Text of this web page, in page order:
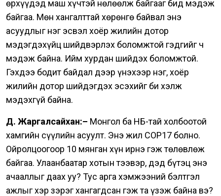
өрхүүдэд маш хүчтэй нөлөөлж байгааг бид мэдэж
байгаа. Мөн хангалттай хөрөнгө байвал энэ
асуудлыг нэг эсвэл хоёр жилийн дотор
мэдэгдэхүйц шийдвэрлэх боломжтой гэдгийг ч
мэдэж байна. Ийм хурдан шийдэх боломжтой.
Гэхдээ бодит байдал дээр үнэхээр нэг, хоёр
жилийн дотор шийдэгдэх эсэхийг би хэлж
мэдэхгүй байна.
Д. Жаргалсайхан:– Монгол ба НҮБ-тай холбоотой
хамгийн сүүлийн асуулт. Энэ жил COP17 болно.
Ойролцоогоор 10 мянган хүн ирнэ гэж төлөвлөж
байгаа. Улаанбаатар хотын тээвэр, дэд бүтэц энэ
ачааллыг даах уу? Тус арга хэмжээний бэлтгэл
ажлыг хэр зэрэг хангагдсан гэж та үзэж байна вэ?